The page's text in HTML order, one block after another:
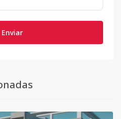
Enviar